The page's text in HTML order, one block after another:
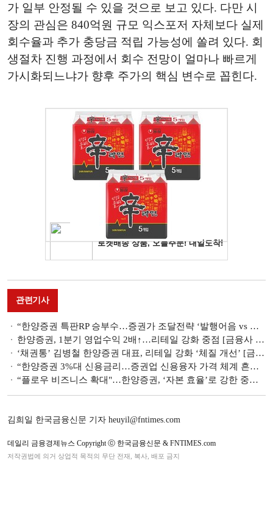
가 일부 안정될 수 있을 것으로 보고 있다. 다만 시
장의 관심은 840억원 규모 익스포저 자체보다 실제
회수율과 추가 충당금 적립 가능성에 쏠려 있다. 회
생절차 진행 과정에서 회수 전망이 얼마나 빠르게
가시화되느냐가 향후 주가의 핵심 변수로 꼽힌다.
관련기사
“한양증권 특판RP 승부수…증권가 조달전략 ‘발행어음 vs 리테일’ 양극화”
한양증권, 1분기 영업수익 2배↑…리테일 강화 중점 [금융사 2026 1분기 실적]
‘채권통’ 김병철 한양증권 대표, 리테일 강화 ‘체질 개선’ [금투업계 CEO열전 (46)]
“한양증권 3%대 신용금리…증권업 신용융자 가격 체계 흔들다"
“플로우 비즈니스 확대"…한양증권, ‘자본 효율’로 강한 중형사 선언
김희일 한국금융신문 기자 heuyil@fntimes.com
데일리 금융경제뉴스 Copyright ⓒ 한국금융신문 & FNTIMES.com
저작권법에 의거 상업적 목적의 무단 전재, 복사, 배포 금지